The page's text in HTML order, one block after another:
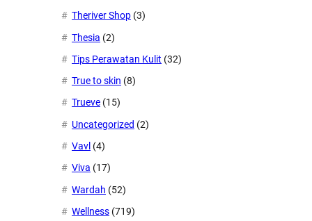
Theriver Shop (3)
Thesia (2)
Tips Perawatan Kulit (32)
True to skin (8)
Trueve (15)
Uncategorized (2)
Vavl (4)
Viva (17)
Wardah (52)
Wellness (719)